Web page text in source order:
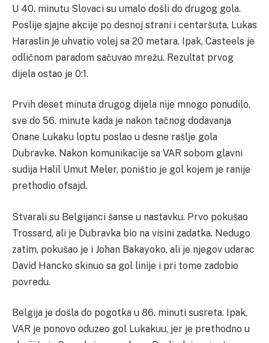
U 40. minutu Slovaci su umalo došli do drugog gola.
Poslije sjajne akcije po desnoj strani i centaršuta, Lukas
Haraslin je uhvatio volej sa 20 metara. Ipak, Casteels je
odličnom paradom sačuvao mrežu. Rezultat prvog
dijela ostao je 0:1.
Prvih deset minuta drugog dijela nije mnogo ponudilo,
sve do 56. minute kada je nakon tačnog dodavanja
Onane Lukaku loptu poslao u desne rašlje gola
Dubravke. Nakon komunikacije sa VAR sobom glavni
sudija Halil Umut Meler, poništio je gol kojem je ranije
prethodio ofsajd.
Stvarali su Belgijanci šanse u nastavku. Prvo pokušao
Trossard, ali je Dubravka bio na visini zadatka. Nedugo
zatim, pokušao je i Johan Bakayoko, ali je njegov udarac
David Hancko skinuo sa gol linije i pri tome zadobio
povredu.
Belgija je došla do pogotka u 86. minuti susreta. Ipak,
VAR je ponovo oduzeo gol Lukakuu, jer je prethodno u